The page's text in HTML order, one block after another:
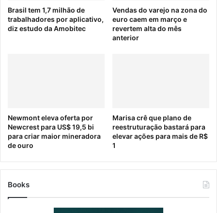
Brasil tem 1,7 milhão de
trabalhadores por aplicativo,
diz estudo da Amobitec
Vendas do varejo na zona do
euro caem em março e
revertem alta do mês
anterior
Newmont eleva oferta por
Newcrest para US$ 19,5 bi
para criar maior mineradora
de ouro
Marisa crê que plano de
reestruturação bastará para
elevar ações para mais de R$
1
Books